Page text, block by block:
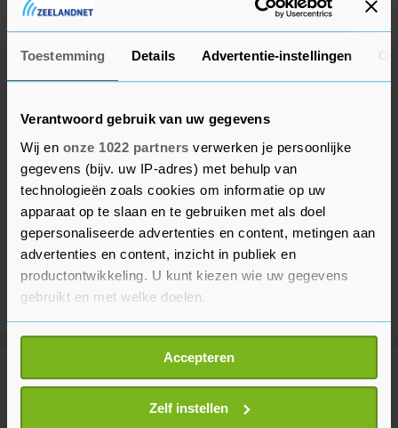
Toestemming Details Advertentie-instellingen
Verantwoord gebruik van uw gegevens
Wij en onze 1022 partners verwerken je persoonlijke
gegevens (bijv. uw IP-adres) met behulp van
technologieën zoals cookies om informatie op uw
apparaat op te slaan en te gebruiken met als doel
gepersonaliseerde advertenties en content, metingen aan
advertenties en content, inzicht in publiek en
productontwikkeling. U kunt kiezen wie uw gegevens
gebruikt en met welke doelen.
Als u het toestaat, willen we ook graag:
Informatie verzamelen over uw geografische
locatie, die tot een paar meter nauwkeurig kan zijn
Uw apparaat identificeren door het actief te
Accepteren
Zelf instellen
Meer uit Financieel